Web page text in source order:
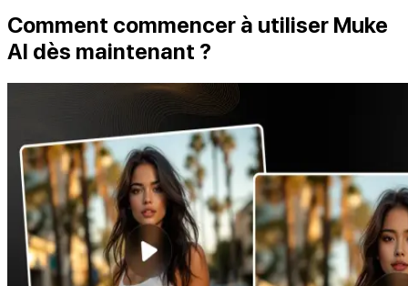
Comment commencer à utiliser Muke
AI dès maintenant ?